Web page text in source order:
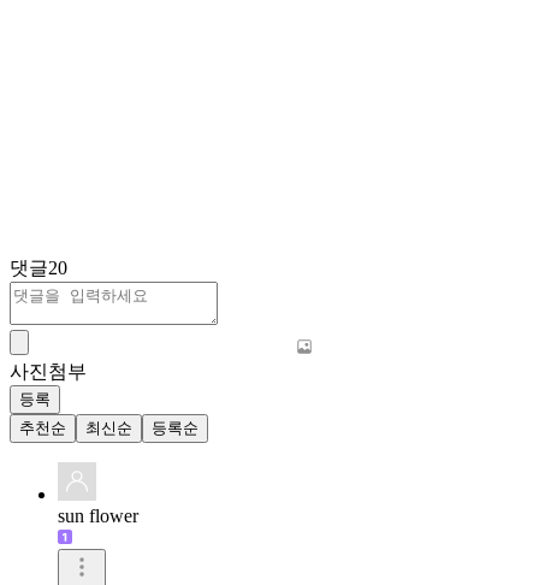
댓글20
사진첨부
등록
추천순
최신순 등록순
sun flower